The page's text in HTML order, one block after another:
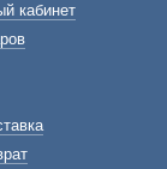
кабинет